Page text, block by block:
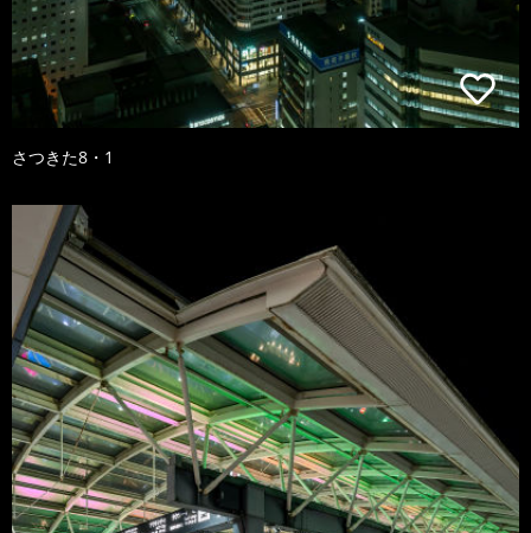
さつきた8・1